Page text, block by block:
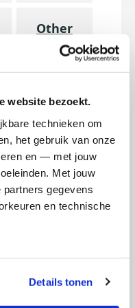
website bezoekt.
technieken om
het gebruik van onze
en — met jouw
Met jouw
gegevens
en technische
elk moment wijzigen of
de pagina. De
Details tonen
Other
to the
Donation